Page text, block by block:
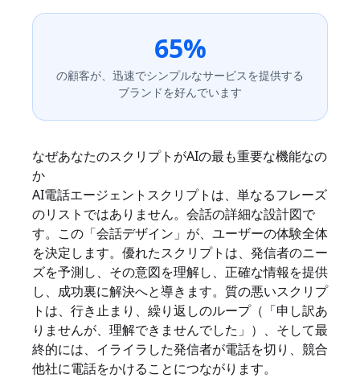
65%
の顧客が、迅速でシンプルなサービスを提供する
ブランドを好んでいます
なぜあなたのスクリプトがAIの最も重要な機能なの
か
AI電話エージェントスクリプトは、単なるフレーズ
のリストではありません。会話の詳細な設計図で
す。この「会話デザイン」が、ユーザーの体験全体
を決定します。優れたスクリプトは、発信者のニー
ズを予測し、その意図を理解し、正確な情報を提供
し、成功裏に解決へと導きます。質の悪いスクリプ
トは、行き止まり、繰り返しのループ（「申し訳あ
りませんが、理解できませんでした」）、そして最
終的には、イライラした発信者が電話を切り、競合
他社に電話をかけることにつながります。